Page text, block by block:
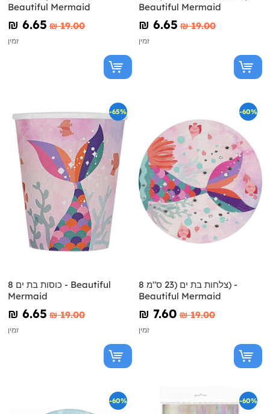
Beautiful Mermaid
₪‎ 6.65 ₪‎ 19.00
זמין
Beautiful Mermaid
₪‎ 6.65 ₪‎ 19.00
זמין
-65%
8 כוסות בת ים - Beautiful
Mermaid
₪‎ 6.65 ₪‎ 19.00
זמין
-60%
8 צלחות בת ים (23 ס"מ) -
Beautiful Mermaid
₪‎ 7.60 ₪‎ 19.00
זמין
-60% -60%